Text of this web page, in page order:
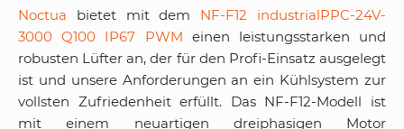
Noctua bietet mit dem NF-F12 industrialPPC-24V-
3000 Q100 IP67 PWM einen leistungsstarken und
robusten Lüfter an, der für den Profi-Einsatz ausgelegt
ist und unsere Anforderungen an ein Kühlsystem zur
vollsten Zufriedenheit erfüllt. Das NF-F12-Modell ist
mit einem neuartigen dreiphasigen Motor